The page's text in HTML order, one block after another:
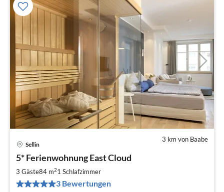
3 km von Baabe
Sellin
5* Ferienwohnung East Cloud
3 Gäste84 m21 Schlafzimmer
3 Bewertungen